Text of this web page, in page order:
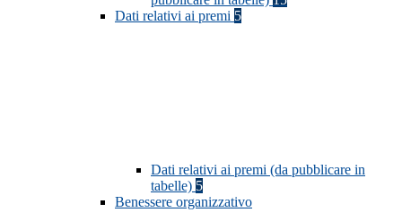
Dati relativi ai premi 5
Dati relativi ai premi (da pubblicare in
tabelle) 5
Benessere organizzativo